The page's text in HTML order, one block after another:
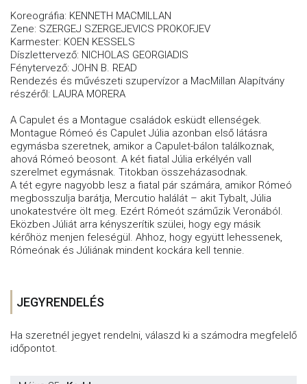
Koreográfia: KENNETH MACMILLAN
Zene: SZERGEJ SZERGEJEVICS PROKOFJEV
Karmester: KOEN KESSELS
Díszlettervező: NICHOLAS GEORGIADIS
Fénytervező: JOHN B. READ
Rendezés és művészeti szupervízor a MacMillan Alapítvány
részéről: LAURA MORERA
A Capulet és a Montague családok esküdt ellenségek.
Montague Rómeó és Capulet Júlia azonban első látásra
egymásba szeretnek, amikor a Capulet-bálon találkoznak,
ahová Rómeó beosont. A két fiatal Júlia erkélyén vall
szerelmet egymásnak. Titokban összeházasodnak.
A tét egyre nagyobb lesz a fiatal pár számára, amikor Rómeó
megbosszulja barátja, Mercutio halálát – akit Tybalt, Júlia
unokatestvére ölt meg. Ezért Rómeót száműzik Veronából.
Eközben Júliát arra kényszerítik szülei, hogy egy másik
kérőhöz menjen feleségül. Ahhoz, hogy együtt lehessenek,
Rómeónak és Júliának mindent kockára kell tennie.
JEGYRENDELÉS
Ha szeretnél jegyet rendelni, válaszd ki a számodra megfelelő
időpontot.